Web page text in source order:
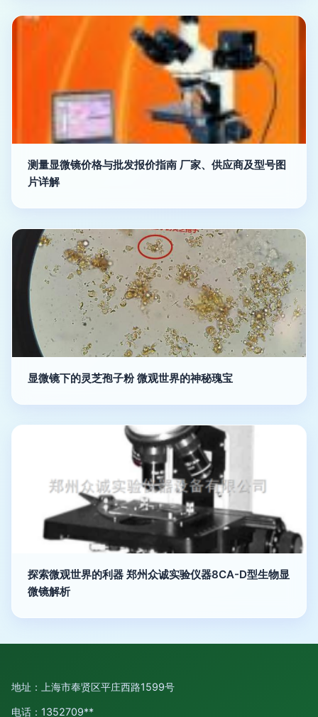
测量显微镜价格与批发报价指南 厂家、供应商及型号图
片详解
显微镜下的灵芝孢子粉 微观世界的神秘瑰宝
探索微观世界的利器 郑州众诚实验仪器8CA-D型生物显
微镜解析
地址：上海市奉贤区平庄西路1599号
电话：1352709**